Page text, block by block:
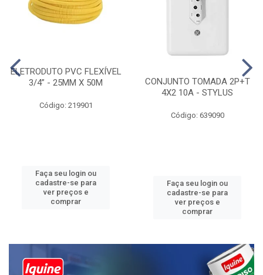
ELETRODUTO PVC FLEXÍVEL
3/4” - 25MM X 50M
Código: 219901
Faça seu login ou
cadastre-se para
ver preços e
comprar
CONJUNTO TOMADA 2P+T
4X2 10A - STYLUS
Código: 639090
Faça seu login ou
cadastre-se para
ver preços e
comprar